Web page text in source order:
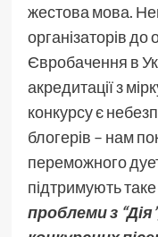
жестова мова.
організаторів
Євробачення в
акредитації з
конкурсу є
блогерів – нам
переможного
підтримують
проблеми з